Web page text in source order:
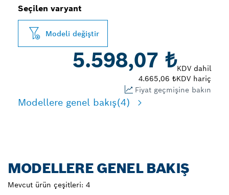
Seçilen varyant
Modeli değiştir
5.598,07 ₺KDV dahil
4.665,06 ₺KDV hariç
Fiyat geçmişine bakın
Modellere genel bakış(4)
MODELLERE GENEL BAKIŞ
Mevcut ürün çeşitleri: 4